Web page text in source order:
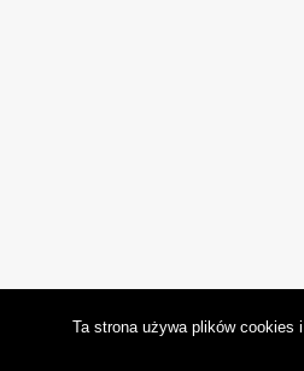
Ta strona używa plików cookies